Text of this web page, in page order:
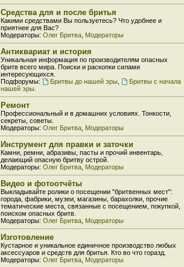
Средства для и после бритья
Какими средствами Вы пользуетесь? Что удобнее и
приятнее для Вас?
Модераторы: Олег Бритва Модераторы
Антиквариат и история
Уникальная информация по производителям опасных
бритв всего мира. Поиски и раскопки силами
интересующихся.
Подфорумы:
Бритвы до нашей эры,
Бритвы с начала
нашей эры.
Ремонт
Профессиональный и в домашних условиях. Тонкости,
секреты, советы.
Модераторы: Олег Бритва Модераторы
Инструмент для правки и заточки
Камни, ремни, абразивы, пасты и прочий инвентарь,
делающий опасную бритву острой.
Модераторы: Олег Бритва Модераторы
Видео и фотоотчёты
Выкладывайте ролики о посещении "бритвенных мест":
города, фабрики, музеи, магазины, барахолки, прочие
тематические места, связанные с посещением, покупкой,
поиском опасных бритв.
Модераторы: Олег Бритва Модераторы
Изготовление
Кустарное и уникальное единичное производство любых
аксессуаров и средств для бритья. Кто во что горазд.
Модераторы: Олег Бритва Модераторы